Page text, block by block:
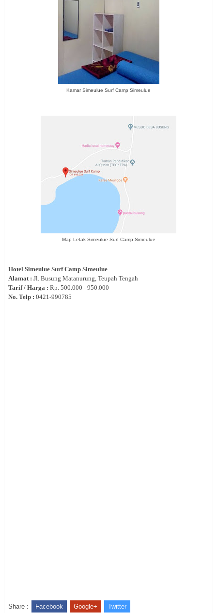
Kamar Simeulue Surf Camp Simeulue
Map Letak Simeulue Surf Camp Simeulue
Hotel Simeulue Surf Camp Simeulue
Alamat : Jl. Busung Matanurung, Teupah Tengah
Tarif / Harga : Rp. 500.000 - 950.000
No. Telp : 0421-990785
Share : Facebook Google+ Twitter